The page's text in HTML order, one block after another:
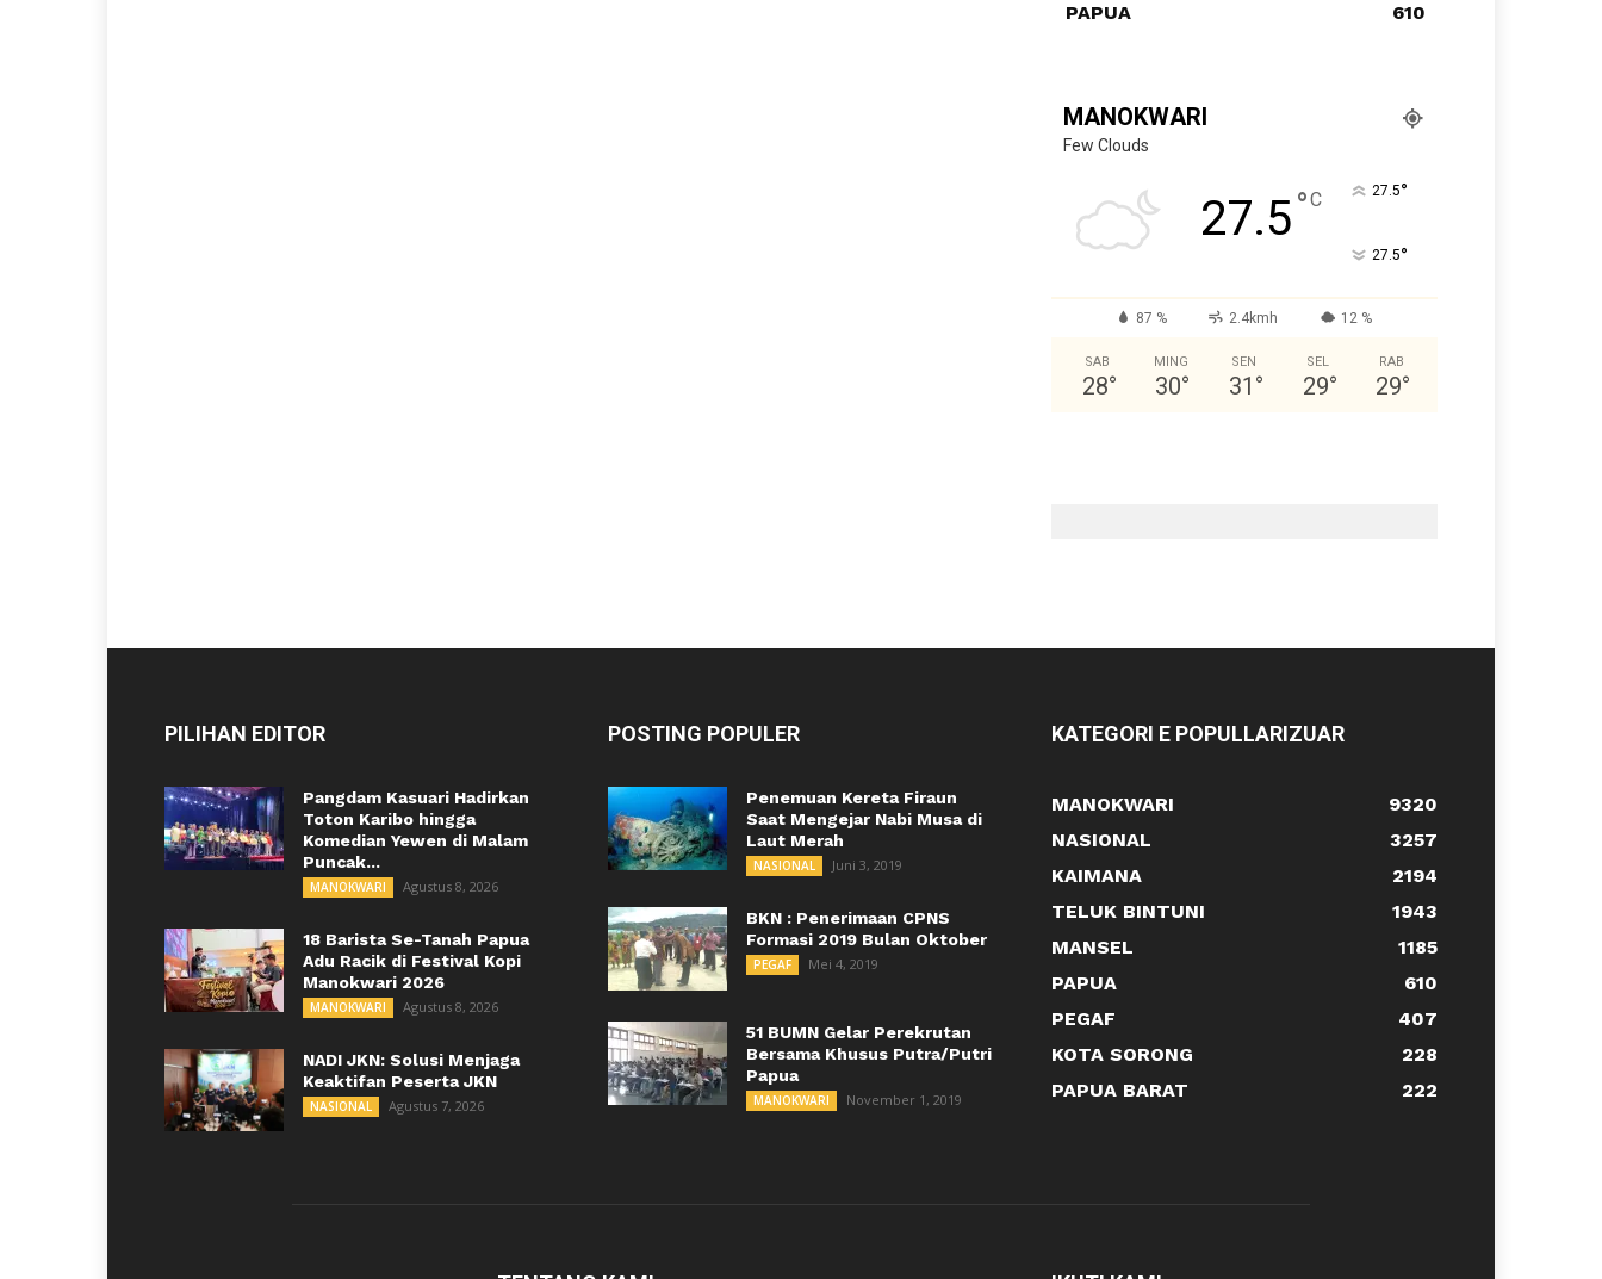
PAPUA
610
MANOKWARI
Few Clouds
27.5°C 27.5°
27.5°
87 % 2.4kmh 12 %
SAB
28°
MING
30°
SEN
31 °
SEL
29°
RAB
29°
PILIHAN EDITOR
Pangdam Kasuari Hadirkan
Toton Karibo hingga
Komedian Yewen di Malam
Puncak...
MANOKWARI Agustus 8, 2026
18 Barista Se-Tanah Papua
Adu Racik di Festival Kopi
Manokwari 2026
MANOKWARI Agustus 8, 2026
NADI JKN: Solusi Menjaga
Keaktifan Peserta JKN
NASIONAL Agustus 7, 2026
POSTING POPULER
Penemuan Kereta Firaun
Saat Mengejar Nabi Musa di
Laut Merah
NASIONAL Juni 3, 2019
BKN : Penerimaan CPNS
Formasi 2019 Bulan Oktober
PEGAF Mei 4, 2019
51 BUMN Gelar Perekrutan
Bersama Khusus Putra/Putri
Papua
MANOKWARI November 1, 2019
KATEGORI E POPULLARIZUAR
MANOKWARI
9320
NASIONAL
3257
KAIMANA
2194
TELUK BINTUNI
1943
MANSEL
1185
PAPUA
610
PEGAF
407
KOTA SORONG
228
PAPUA BARAT
222